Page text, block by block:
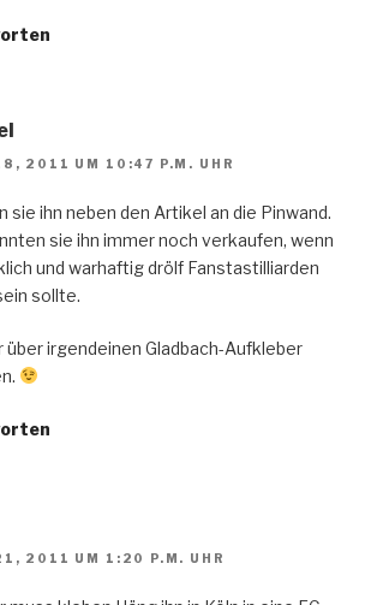
2011 UM 10:47 P.M. UHR
sie ihn neben den Artikel an die Pinwand.
sie ihn immer noch verkaufen, wenn
und warhaftig drölf Fanstastilliarden
sollte.
irgendeinen Gladbach-Aufkleber
2011 UM 1:20 P.M. UHR